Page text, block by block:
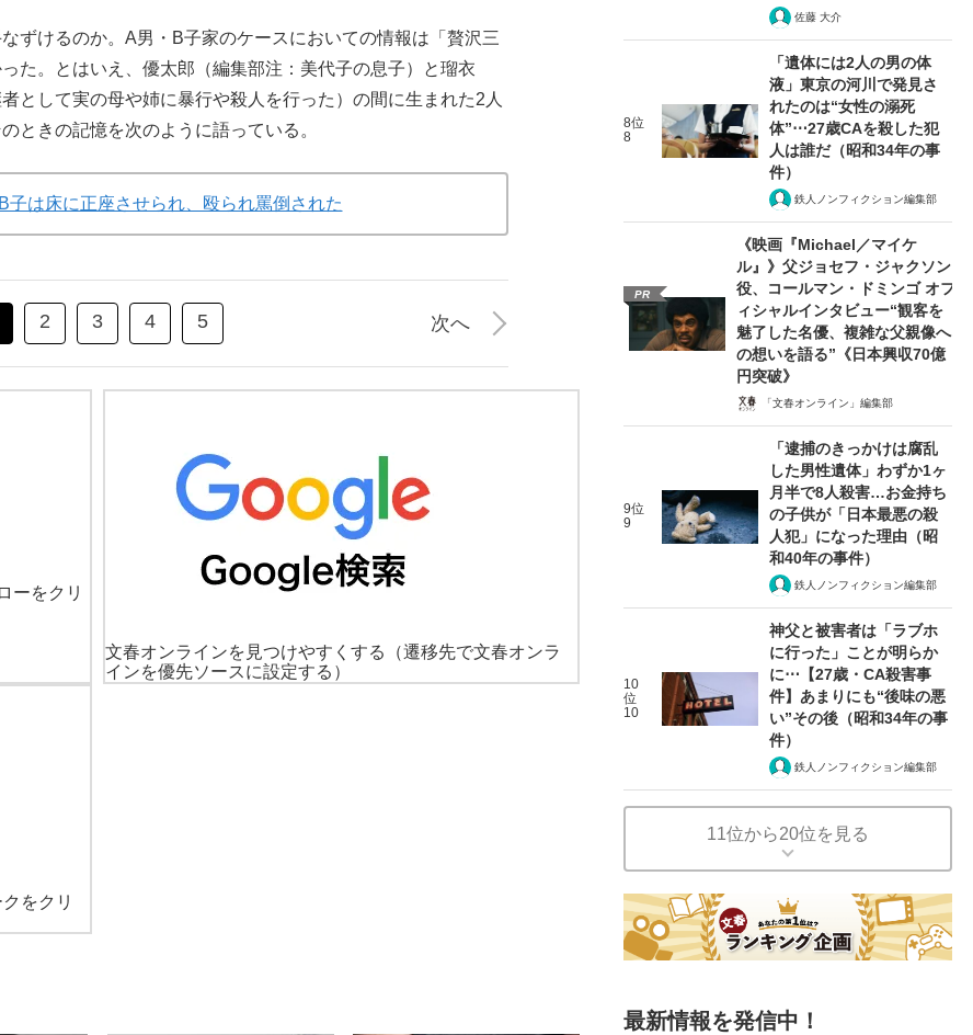
ずけるのか。A男・B子家のケースにおいての情報は「贅沢三
た。とはいえ、優太郎（編集部注：美代子の息子）と瑠衣
として実の母や姉に暴行や殺人を行った）の間に生まれた2人
ときの記憶を次のように語っている。
子は床に正座させられ、殴られ罵倒された
2 3 4 5 次へ
ーをクリ
文春オンラインを見つけやすくする
（遷移先で文春オンラ
インを優先ソースに設定する）
をクリ
佐藤 大介
8位
8
「遺体には2人の男の体
液」東京の河川で発見さ
れたのは“女性の溺死
体”⋯27歳CAを殺した犯
人は誰だ（昭和34年の事
件）
鉄人ノンフィクション編集部
PR
《映画『Michael／マイケ
ル』》父ジョセフ・ジャクソン
役、コールマン・ドミンゴ オフ
ィシャルインタビュー“観客を
魅了した名優、複雑な父親像へ
の想いを語る”《日本興収70億
円突破》
「文春オンライン」編集部
9位
9
「逮捕のきっかけは腐乱
した男性遺体」わずか1ヶ
月半で8人殺害…お金持ち
の子供が「日本最悪の殺
人犯」になった理由（昭
和40年の事件）
鉄人ノンフィクション編集部
10
位
10
神父と被害者は「ラブホ
に行った」ことが明らか
に⋯【27歳・CA殺害事
件】あまりにも“後味の悪
い”その後（昭和34年の事
件）
鉄人ノンフィクション編集部
11位から20位を見る
最新情報を発信中！